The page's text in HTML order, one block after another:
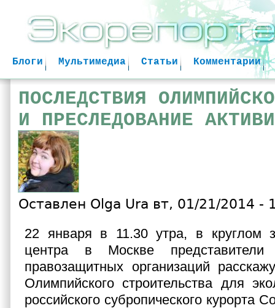
Комментарии
Статьи
Мультимедиа
Блоги
ПОСЛЕДСТВИЯ
И ПРЕСЛЕДОВАНИЕ
Оставлен Olga Ura вт, 01/21/2014 -
22 января в 11.30 утра, в круглом
центра в Москве представители
правозащитных организаций
Олимпийского строительства для
российского субропического курорта